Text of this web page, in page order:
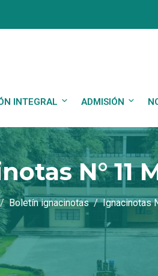
INTEGRAL ADMISIÓN
N° 11
Boletín ignacinotas Ignacinotas